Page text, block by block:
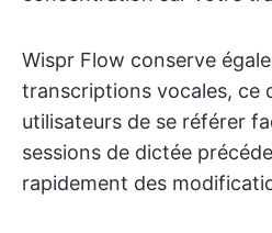
Wispr Flow conserve
transcriptions vocales, ce
utilisateurs de se référer
sessions de dictée
rapidement des